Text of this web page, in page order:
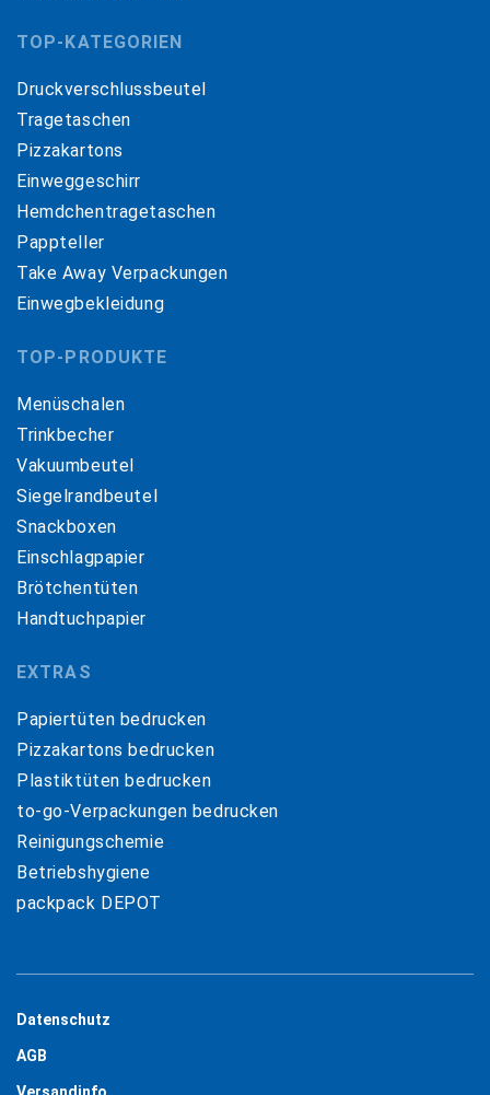
TOP-KATEGORIEN
Druckverschlussbeutel
Tragetaschen
Pizzakartons
Einweggeschirr
Hemdchentragetaschen
Pappteller
Take Away Verpackungen
Einwegbekleidung
TOP-PRODUKTE
Menüschalen
Trinkbecher
Vakuumbeutel
Siegelrandbeutel
Snackboxen
Einschlagpapier
Brötchentüten
Handtuchpapier
EXTRAS
Papiertüten bedrucken
Pizzakartons bedrucken
Plastiktüten bedrucken
to-go-Verpackungen bedrucken
Reinigungschemie
Betriebshygiene
packpack DEPOT
Datenschutz
AGB